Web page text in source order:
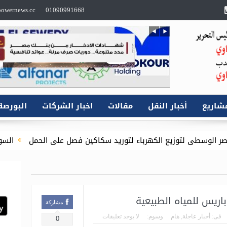
01090991668
أخبار النقل مقالات اخبار الشركات
الكهرباء لتوريد سكاكين فصل على الحمل
السويدي
للمياه الطبيعية
فى: أخبار عاجلة هام وسوم: لا يوجد تعليقات
مشاركة
0